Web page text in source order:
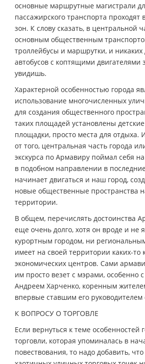
основные маршрутные магистрали
пассажирского транспорта проходят
зон. К слову сказать, в центральной
основным общественным
троллейбусы и маршрутки, и никаких
автобусов с коптящими двигателями
увидишь.
Характерной особенностью города
использование многочисленных
для создания общественного
таких площадей установлены
площадки, просто места для отдыха.
от того, центральная часть города
экскурса по Армавиру поймал себя
в подобном направлении в
начинает двигаться и наш город,
новые общественные пространства
территории.
В общем, перечислять достоинства
еще очень долго, хотя он вроде и не
курортным городом, ни
имеет на своей территории каких-то
экономических центров. Сами
им просто везет с мэрами,
Андреем Харченко, коренным
впервые ставшим его руководителем
К ВОПРОСУ О ТОРГОВЛЕ
Если вернуться к теме особенностей
торговли, которая упоминалась в
повествования, то надо добавить,